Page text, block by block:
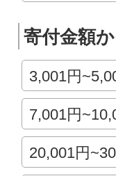
寄付金額
3,001円
7,001円
20,001円